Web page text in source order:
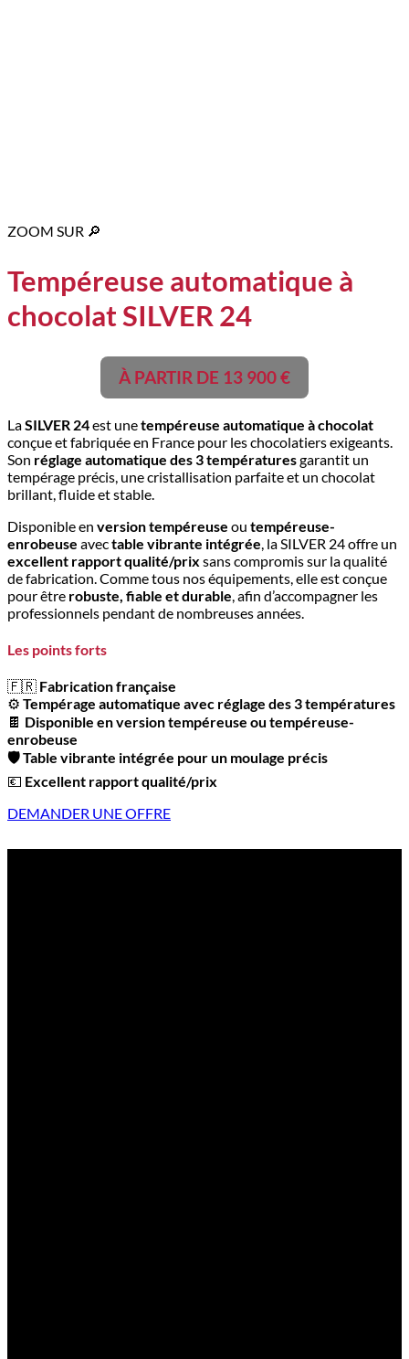
ZOOM SUR 🔎
Tempéreuse automatique à
chocolat SILVER 24
À PARTIR DE 13 900 €
LaSILVER 24est unetempéreuse automatique à chocolat
conçue et fabriquée en France pour les chocolatiers exigeants.
Son réglage automatique des 3 températuresgarantit un
tempérage précis, une cristallisation parfaite et un chocolat
brillant, fluide et stable.
Disponible en version tempéreuse ou tempéreuse-
enrobeuse avectable vibrante intégrée , la SILVER 24 offre un
excellent rapport qualité/prix sans compromis sur la qualité
de fabrication. Comme tous nos équipements, elle est conçue
pour être robuste, fiable et durable , afin d’accompagner les
professionnels pendant de nombreuses années.
Les points forts
🇫🇷 Fabrication française
⚙️ Tempérage automatique avec réglage des 3 températures
🍫 Disponible en version tempéreuse ou tempéreuse-
enrobeuse
🛡️ Table vibrante intégrée pour un moulage précis
💶 Excellent rapport qualité/prix
DEMANDER UNE OFFRE